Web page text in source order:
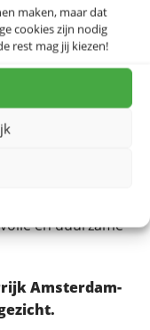
maken, maar dat
cookies zijn nodig
rest mag jij kiezen!
als klassieke
van
Elandsgracht
of op kantoor
Amsterdam en
en duurzame
Amsterdam-